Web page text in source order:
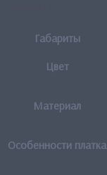
Габариты
Цвет
Материал
Особенности платка